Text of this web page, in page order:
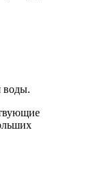
воды.